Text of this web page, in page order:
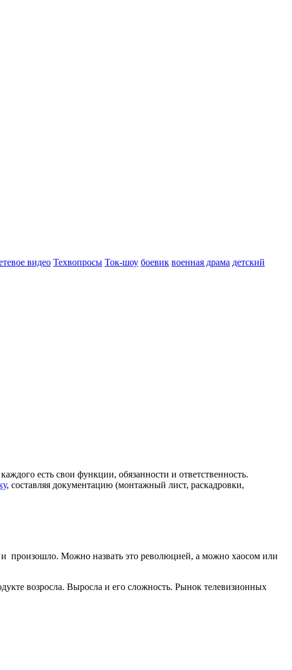
видео Техвопросы Ток-шоу боевик военная драма детский
есть свои функции, обязанности и ответственность.
, составляя документацию (монтажный лист, раскадровки,
произошло. Можно назвать это революцией, а можно хаосом или
возросла. Выросла и его сложность. Рынок телевизионных